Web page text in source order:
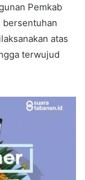
Pemkab
bersentuhan
atas
terwujud